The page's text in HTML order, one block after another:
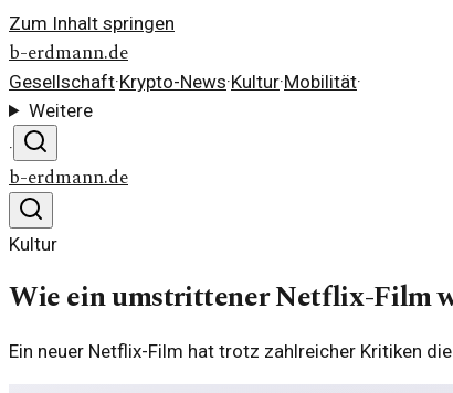
Zum Inhalt springen
b-erdmann.de
Gesellschaft·Krypto-News·Kultur·Mobilität·
Weitere
·
b-erdmann.de
Kultur
Wie ein umstrittener Netflix-Film
Ein neuer Netflix-Film hat trotz zahlreicher Kritiken